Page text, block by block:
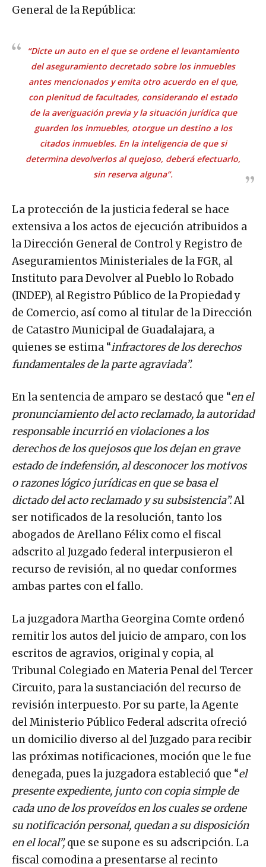
General de la República:
“Dicte un auto en el que se ordene el levantamiento
del aseguramiento decretado sobre los inmuebles
antes mencionados y emita otro acuerdo en el que,
con plenitud de facultades, considerando el estado
de la averiguación previa y la situación jurídica que
guarden los inmuebles, otorgue un destino a los
citados inmuebles. En la inteligencia de que si
determina devolverlos al quejoso, deberá efectuarlo,
sin reserva alguna”.
La protección de la justicia federal se hace
extensiva a los actos de ejecución atribuidos a
la Dirección General de Control y Registro de
Aseguramientos Ministeriales de la FGR, al
Instituto para Devolver al Pueblo lo Robado
(INDEP), al Registro Público de la Propiedad y
de Comercio, así como al titular de la Dirección
de Catastro Municipal de Guadalajara, a
quienes se estima “infractores de los derechos
fundamentales de la parte agraviada”.
En la sentencia de amparo se destacó que “en el
pronunciamiento del acto reclamado, la autoridad
responsable incurrió en violaciones a los
derechos de los quejosos que los dejan en grave
estado de indefensión, al desconocer los motivos
o razones lógico jurídicas en que se basa el
dictado del acto reclamado y su subsistencia”.Al
ser notificados de la resolución, tanto los
abogados de Arellano Félix como el fiscal
adscrito al Juzgado federal interpusieron el
recurso de revisión, al no quedar conformes
ambas partes con el fallo.
La juzgadora Martha Georgina Comte ordenó
remitir los autos del juicio de amparo, con los
escritos de agravios, original y copia, al
Tribunal Colegiado en Materia Penal del Tercer
Circuito, para la sustanciación del recurso de
revisión interpuesto. Por su parte, la Agente
del Ministerio Público Federal adscrita ofreció
un domicilio diverso al del Juzgado para recibir
las próximas notificaciones, moción que le fue
denegada, pues la juzgadora estableció que “el
presente expediente, junto con copia simple de
cada uno de los proveídos en los cuales se ordene
su notificación personal, quedan a su disposición
en el local”,que se supone es su adscripción. La
fiscal comodina a presentarse al recinto